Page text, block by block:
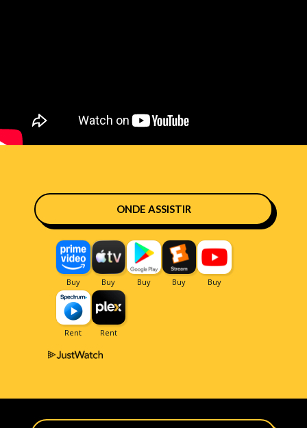
ONDE ASSISTIR